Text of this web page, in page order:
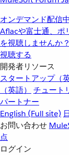
オンデマンド配信中
Aflacや富士通、ポ
を視聴しませんか？
視聴する
開発者リソース
スタートアップ（英
（英語）
チュート
パートナー
English (Full site)
お問い合わせ
点
ログイン